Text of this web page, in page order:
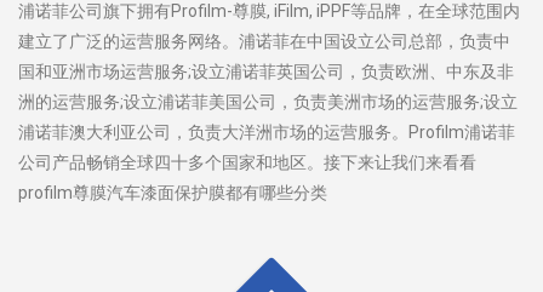
浦诺菲公司旗下拥有Profilm-尊膜, iFilm, iPPF等品牌，在全球范围内
建立了广泛的运营服务网络。浦诺菲在中国设立公司总部，负责中
国和亚洲市场运营服务;设立浦诺菲英国公司，负责欧洲、中东及非
洲的运营服务;设立浦诺菲美国公司，负责美洲市场的运营服务;设立
浦诺菲澳大利亚公司，负责大洋洲市场的运营服务。Profilm浦诺菲
公司产品畅销全球四十多个国家和地区。接下来让我们来看看
profilm尊膜汽车漆面保护膜都有哪些分类